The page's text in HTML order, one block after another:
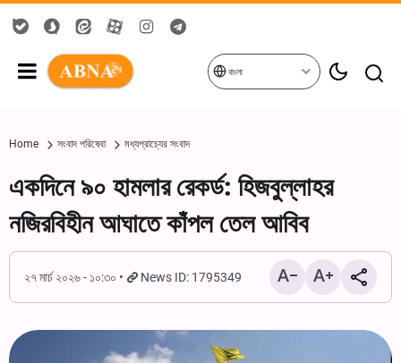
বাংলা
Home সংবাদ পরিষেবা মধ্যপ্রাচ্যের সংবাদ
একদিনে ৯০ হামলার রেকর্ড: হিজবুল্লাহর
নজিরবিহীন আঘাতে কাঁপল তেল আবিব
২৭ মার্চ ২০২৬ - ১০:৩০ News ID: 1795349